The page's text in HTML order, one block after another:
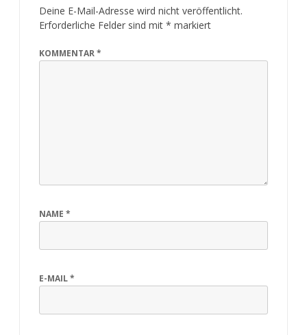
Deine E-Mail-Adresse wird nicht veröffentlicht.
Erforderliche Felder sind mit * markiert
KOMMENTAR*
NAME *
E-MAIL*